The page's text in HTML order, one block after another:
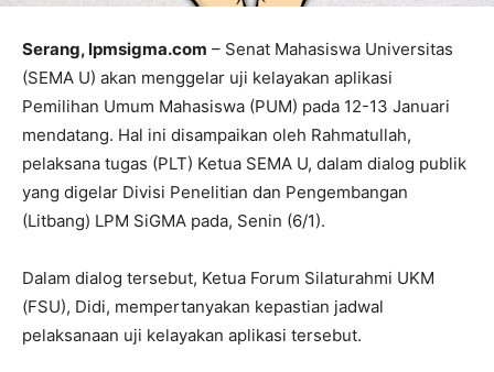
Serang, lpmsigma.com – Senat Mahasiswa Universitas
(SEMA U) akan menggelar uji kelayakan aplikasi
Pemilihan Umum Mahasiswa (PUM) pada 12-13 Januari
mendatang. Hal ini disampaikan oleh Rahmatullah,
pelaksana tugas (PLT) Ketua SEMA U, dalam dialog publik
yang digelar Divisi Penelitian dan Pengembangan
(Litbang) LPM SiGMA pada, Senin (6/1).
Dalam dialog tersebut, Ketua Forum Silaturahmi UKM
(FSU), Didi, mempertanyakan kepastian jadwal
pelaksanaan uji kelayakan aplikasi tersebut.